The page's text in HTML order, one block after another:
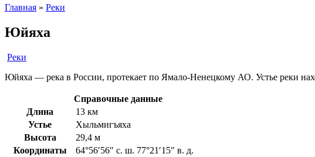
Главная » Реки
Юйяха
Реки
Юйяха — река в России, протекает по Ямало-Ненецкому АО. Устье реки
Справочные данные
Длина
13 км
Устье
Хыльмигъяха
Высота
29,4 м
Координаты
64°56′56″ с. ш. 77°21′15″ в. д.